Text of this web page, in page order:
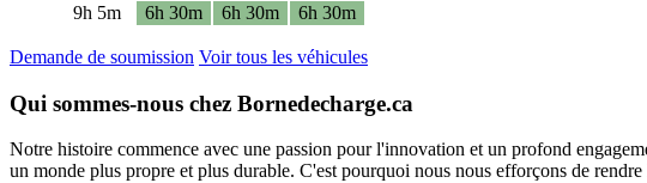
9h 5m
6h 30m 6h 30m 6h 30m
Demande de soumission Voir tous les véhicules
Qui sommes-nous chez Bornedecharge.ca
Notre histoire commence avec une passion pour l'innovation et un profond
un monde plus propre et plus durable. C'est pourquoi nous nous efforçons de